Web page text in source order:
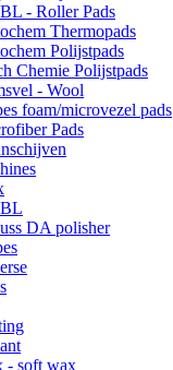
- Roller Pads
Thermopads
Polijstpads
Chemie Polijstpads
- Wool
foam/microvezel pads
Pads
DA polisher
- soft wax